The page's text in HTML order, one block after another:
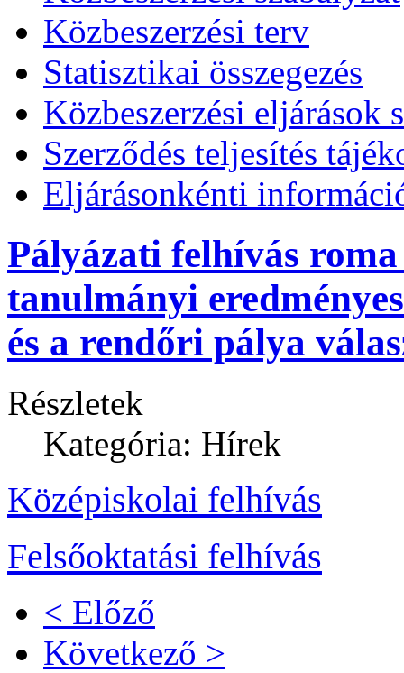
Közbeszerzési terv
Statisztikai összegezés
Közbeszerzési eljárások
Szerződés teljesítés
Eljárásonkénti
Pályázati felhívás
tanulmányi
és a rendőri pálya
Részletek
Kategória: Hírek
Középiskolai felhívás
Felsőoktatási felhívás
< Előző
Következő >